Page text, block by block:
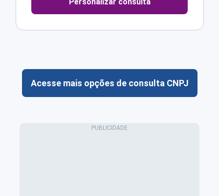
Acesse mais opções de consulta CNPJ